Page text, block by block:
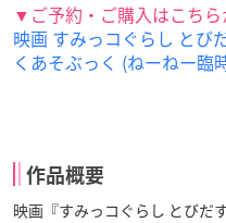
▼ご予約・ご購入はこちら
映画 すみっコぐらし とび
くあそぶっく (ねーねー臨
作品概要
映画『すみっコぐらし とびだ